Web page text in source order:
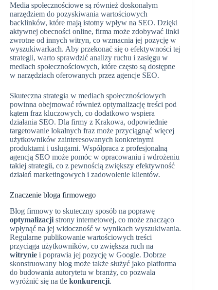
Media społecznościowe są również doskonałym
narzędziem do pozyskiwania wartościowych
backlinków, które mają istotny wpływ na SEO. Dzięki
aktywnej obecności online, firma może zdobywać linki
zwrotne od innych witryn, co wzmacnia jej pozycję w
wyszukiwarkach. Aby przekonać się o efektywności tej
strategii, warto sprawdzić analizy ruchu i zasięgu w
mediach społecznościowych, które często są dostępne
w narzędziach oferowanych przez agencje SEO.
Skuteczna strategia w mediach społecznościowych
powinna obejmować również optymalizację treści pod
kątem fraz kluczowych, co dodatkowo wspiera
działania SEO. Dla firmy z Krakowa, odpowiednie
targetowanie lokalnych fraz może przyciągnąć więcej
użytkowników zainteresowanych konkretnymi
produktami i usługami. Współpraca z profesjonalną
agencją SEO może pomóc w opracowaniu i wdrożeniu
takiej strategii, co z pewnością zwiększy efektywność
działań marketingowych i zadowolenie klientów.
Znaczenie bloga firmowego
Blog firmowy to skuteczny sposób na poprawę
optymalizacji strony internetowej, co może znacząco
wpłynąć na jej widoczność w wynikach wyszukiwania.
Regularne publikowanie wartościowych treści
przyciąga użytkowników, co zwiększa ruch na
witrynie i poprawia jej pozycję w Google. Dobrze
skonstruowany blog może także służyć jako platforma
do budowania autorytetu w branży, co pozwala
wyróżnić się na tle konkurencji.